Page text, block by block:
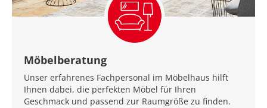
Möbelberatung
Unser erfahrenes Fachpersonal im Möbelhaus hilft
Ihnen dabei, die perfekten Möbel für Ihren
Geschmack und passend zur Raumgröße zu finden.